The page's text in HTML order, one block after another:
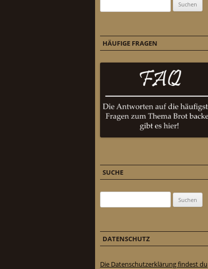
HÄUFIGE FRAGEN
SUCHE
DATENSCHUTZ
Die Datenschutzerklärung findest du